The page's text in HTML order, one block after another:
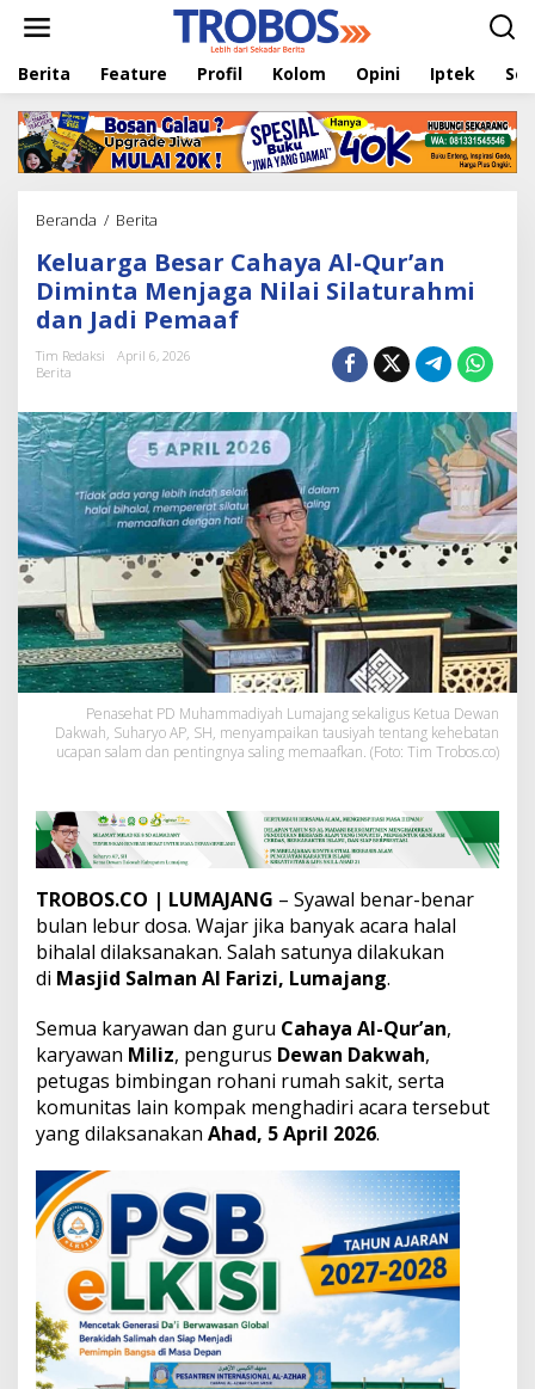
t
Berita Feature Profil Kolom Opini Iptek
Beranda / Berita
l
u
a
r
g
e
s
a
r
C
a
h
a
y
a
A
l
-
Q
u
r
'
D
i
m
n
t
a
M
j
a
g
a
i
i
S
i
a
t
u
r
a
Keluarga Besar Cahaya Al-Qur’an
Diminta Menjaga Nilai Silaturahmi
dan Jadi Pemaaf
Tim Redaksi
April 6, 2026
Berita
Penasehat PD Muhammadiyah Lumajang sekaligus Ketua Dewan
Dakwah, Suharyo AP, SH, menyampaikan tausiyah tentang kehebatan
ucapan salam dan pentingnya saling memaafkan. (Foto: Tim Trobos.co)
TROBOS.CO | LUMAJANG – Syawal benar-benar
bulan lebur dosa. Wajar jika banyak acara halal
bihalal dilaksanakan. Salah satunya dilakukan
di Masjid Salman Al Farizi, Lumajang.
Semua karyawan dan guru Cahaya Al-Qur’an,
karyawan Miliz, pengurus Dewan Dakwah,
petugas bimbingan rohani rumah sakit, serta
komunitas lain kompak menghadiri acara tersebut
yang dilaksanakan Ahad, 5 April 2026.